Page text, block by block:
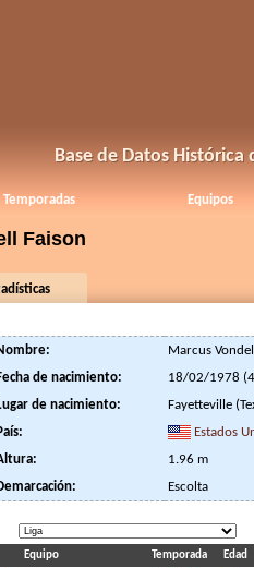
Base de Datos Histórica
Temporadas Equipos
Faison
Marcus
de nacimiento:
18/02/1978
de nacimiento:
Fayetteville
Estados
1.96 m
Escolta
Equipo Temporada Edad